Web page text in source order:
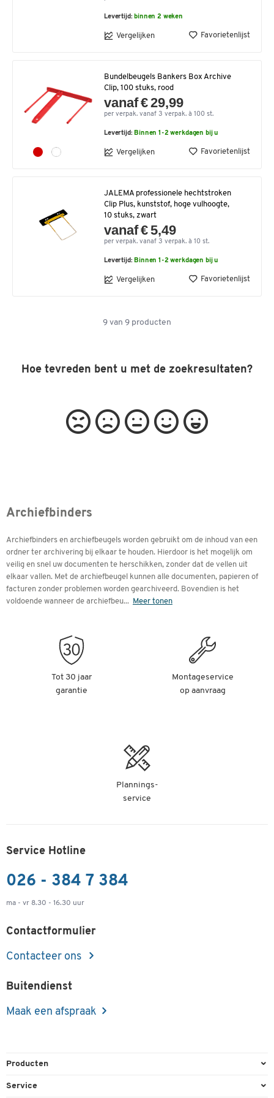
Levertijd: binnen 2 weken
Vergelijken Favorietenlijst
Bundelbeugels Bankers Box Archive
Clip, 100 stuks, rood
vanaf € 29,99
per verpak. vanaf 3 verpak. à 100 st.
Levertijd: Binnen 1-2 werkdagen bij u
Vergelijken Favorietenlijst
JALEMA professionele hechtstroken
Clip Plus, kunststof, hoge vulhoogte,
10 stuks, zwart
vanaf € 5,49
per verpak. vanaf 3 verpak. à 10 st.
Levertijd: Binnen 1-2 werkdagen bij u
Vergelijken Favorietenlijst
9 van 9 producten
Hoe tevreden bent u met de zoekresultaten?
Archiefbinders
Archiefbinders en archiefbeugels worden gebruikt om de inhoud van een
ordner ter archivering bij elkaar te houden. Hierdoor is het mogelijk om
veilig en snel uw documenten te herschikken, zonder dat de vellen uit
elkaar vallen. Met de archiefbeugel kunnen alle documenten, papieren of
facturen zonder problemen worden gearchiveerd. Bovendien is het
voldoende wanneer de archiefbeu... Meer tonen
Tot 30 jaar
garantie
Montageservice
op aanvraag
Plannings-
service
Service Hotline
026 - 384 7 384
ma - vr 8.30 - 16.30 uur
Contactformulier
Contacteer ons
Buitendienst
Maak een afspraak
Producten
Kantoorbenodigdheden
Service